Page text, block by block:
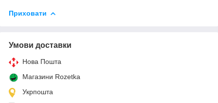
Приховати
Умови доставки
Нова Пошта
Магазини Rozetka
Укрпошта